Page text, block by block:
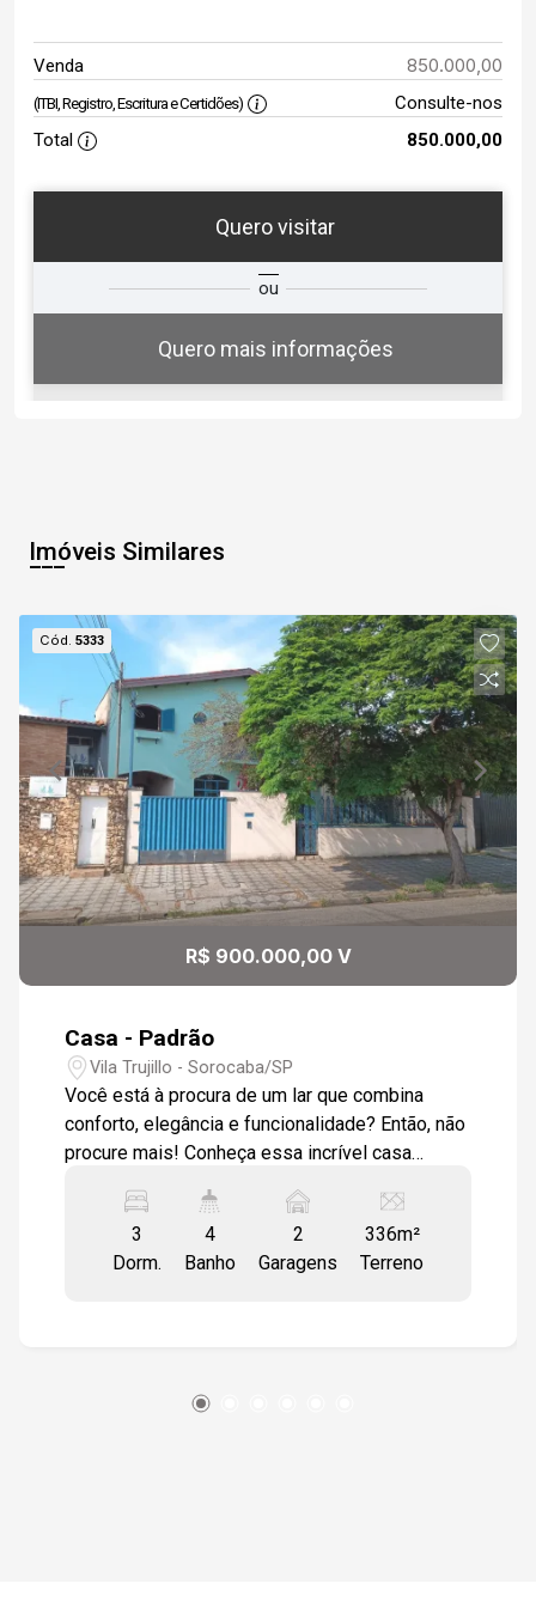
Venda 850.000,00
(ITBI, Registro, Escritura e Certidões)
Consulte-nos
Total
850.000,00
Quero visitar
ou
Quero mais informações
Qual o melhor dia e horário para
você?
08
Aug/Sat
09
Aug/Sun
10
Aug/Mon
11
17:00
17:30
18:00
18:30
19:00
Continuar
Imóveis Similares
Cód.5333
R$ 900.000,00 V
Casa - Padrão
Vila Trujillo - Sorocaba/SP
Você está à procura de um lar que combina
conforto, elegância e funcionalidade? Então, não
procure mais! Conheça essa incrível casa
Características do Imóvel: - Dormitórios: 3
dormitórios, sendo uma suíte com closet. -
Acabamentos: Janelas de madeira de lei e
Cozinha: Cozinha com armários modulados,
3
Dorm.
4
Banho
2
Garagens
336m²
Terreno